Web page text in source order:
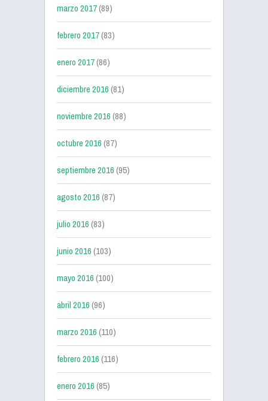
marzo 2017(89)
febrero 2017(83)
enero 2017(86)
diciembre 2016(81)
noviembre 2016(88)
octubre 2016(87)
septiembre 2016(95)
agosto 2016(87)
julio 2016(83)
junio 2016(103)
mayo 2016(100)
abril 2016(96)
marzo 2016(110)
febrero 2016(116)
enero 2016(85)